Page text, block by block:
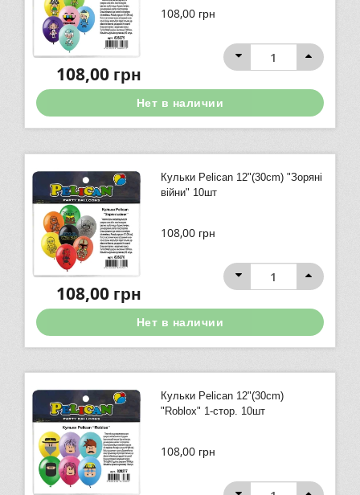
108,00 грн
108,00грн
Нет в наличии
Кульки Pelican 12"(30сm) "Зоряні
війни" 10шт
108,00 грн
108,00грн
Нет в наличии
Кульки Pelican 12"(30сm)
"Roblox" 1-стор. 10шт
108,00 грн